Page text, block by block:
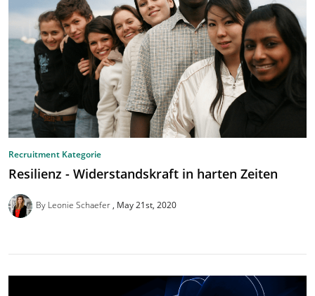
Recruitment Kategorie
Resilienz - Widerstandskraft in harten Zeiten
By Leonie Schaefer May 21st, 2020